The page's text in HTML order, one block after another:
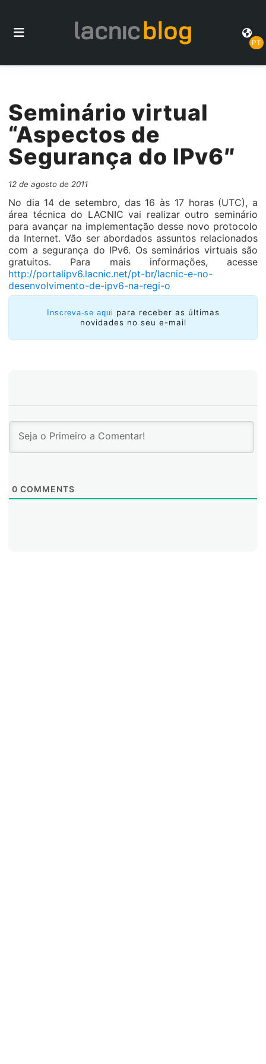
PT
Seminário virtual
“Aspectos de
Segurança do IPv6″
12 de agosto de 2011
No dia 14 de setembro, das 16 às 17 horas (UTC), a
área técnica do LACNIC vai realizar outro seminário
para avançar na implementação desse novo protocolo
da Internet. Vão ser abordados assuntos relacionados
com a segurança do IPv6. Os seminários virtuais são
gratuitos. Para mais informações, acesse
http://portalipv6.lacnic.net/pt-br/lacnic-e-no-
desenvolvimento-de-ipv6-na-regi-o
Inscreva-se aqui para receber as últimas
novidades no seu e-mail
0 COMMENTS